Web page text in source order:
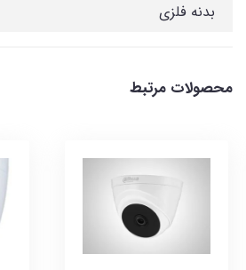
بدنه فلزی
محصولات مرتبط